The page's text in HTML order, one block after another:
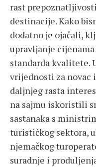
rast
destinacije. Kako
dodatno je ojačali,
upravljanje
standarda kvalitete.
vrijednosti za novac
daljnjeg rasta
na sajmu iskoristili
sastanaka s
turističkog sektora,
njemačkog
suradnje i